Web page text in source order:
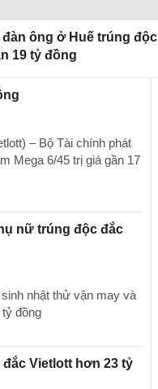
ông ở Huế trúng độc
19 tỷ đồng
– Bộ Tài chính phát
Mega 6/45 trị giá gần 17
nữ trúng độc đắc
nhật thử vận may và
đồng
Vietlott hơn 23 tỷ